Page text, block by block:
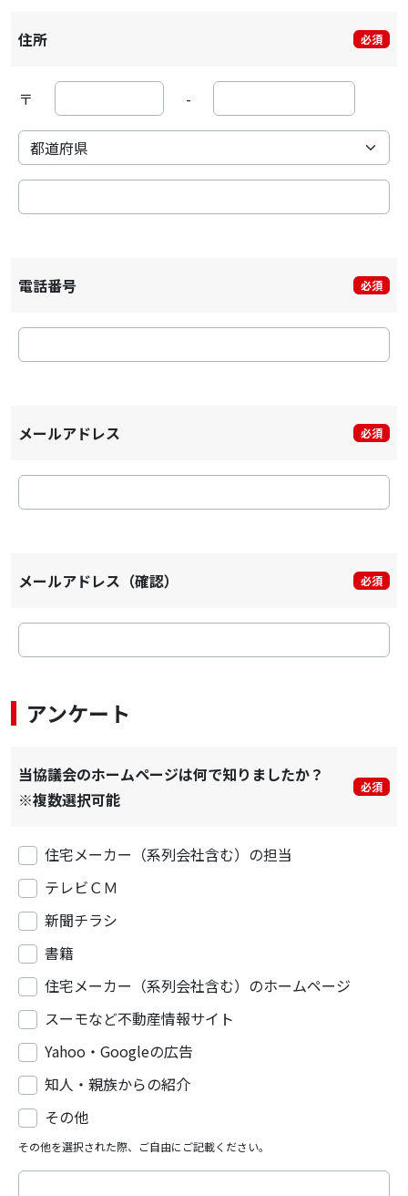
住所 必須
〒 -
電話番号 必須
メールアドレス 必須
メールアドレス（確認） 必須
アンケート
当協議会のホームページは何で知りましたか？
※複数選択可能
必須
住宅メーカー（系列会社含む）の担当
テレビＣＭ
新聞チラシ
書籍
住宅メーカー（系列会社含む）のホームページ
スーモなど不動産情報サイト
Yahoo・Googleの広告
知人・親族からの紹介
その他
その他を選択された際、ご自由にご記載ください。